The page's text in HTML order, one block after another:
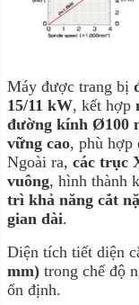
Máy được trang bị
15/11 kW, kết hợp
đường kính Ø100
vững cao, phù hợp
Ngoài ra, các trục
vuông, hình thành
trì khả năng cắt
gian dài.
Diện tích tiết diện
mm) trong chế độ
ổn định.